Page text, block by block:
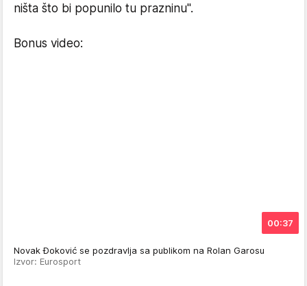
ništa što bi popunilo tu prazninu".
Bonus video:
00:37
Novak Đoković se pozdravlja sa publikom na Rolan Garosu
Izvor: Eurosport